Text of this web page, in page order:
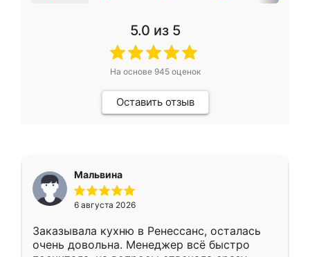
5.0 из 5
На основе 945оценок
Оставить отзыв
Мальвина
6 августа 2026
Заказывала кухню в Ренессанс, осталась
очень довольна. Менеджер всё быстро